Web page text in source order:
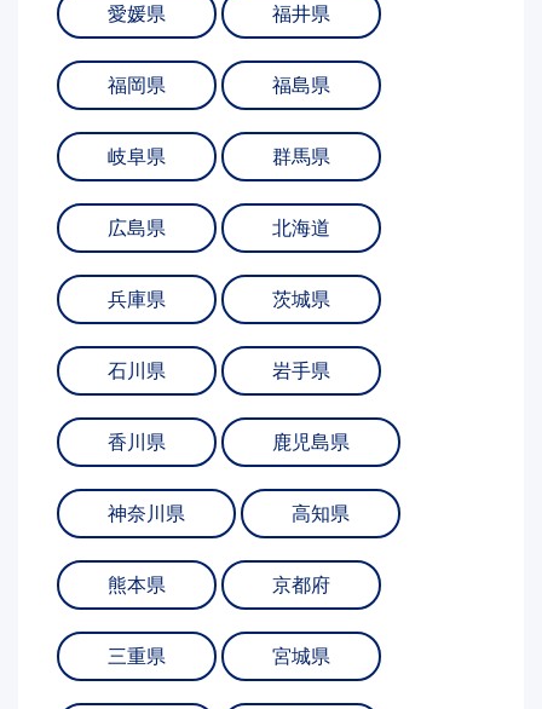
愛媛県 福井県
福岡県 福島県
岐阜県 群馬県
広島県 北海道
兵庫県 茨城県
石川県 岩手県
香川県 鹿児島県
神奈川県 高知県
熊本県 京都府
三重県 宮城県